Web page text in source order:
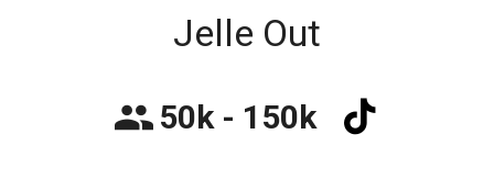
Jelle Out
50k - 150k